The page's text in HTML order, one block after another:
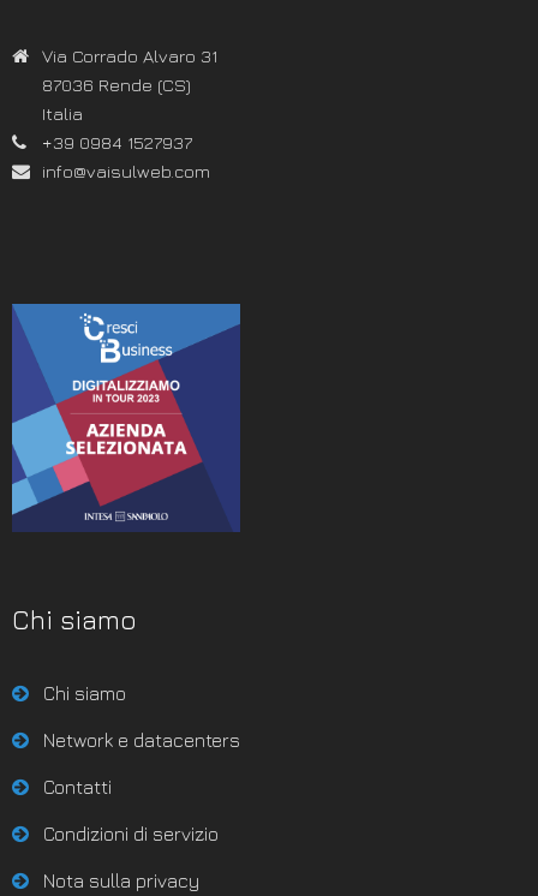
Via Corrado Alvaro 31
87036 Rende (CS)
Italia
+39 0984 1527937
info@vaisulweb.com
Chi siamo
Chi siamo
Network e datacenters
Contatti
Condizioni di servizio
Nota sulla privacy